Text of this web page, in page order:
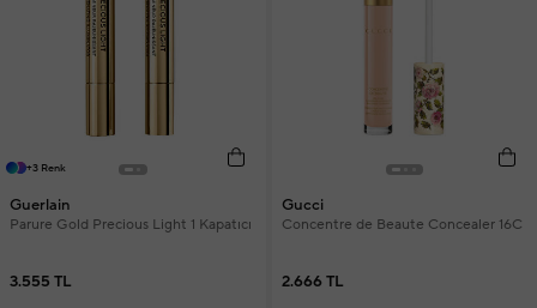
+3 Renk
Guerlain
Parure Gold Precious Light 1 Kapatıcı
3.555 TL
Gucci
Concentre de Beaute Concealer 16C
2.666 TL